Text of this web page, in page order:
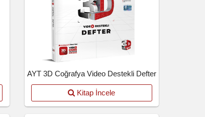
AYT 3D Coğrafya Video Destekli Defter
Kitap İncele